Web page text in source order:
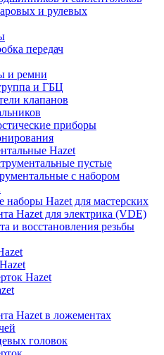
и рулевых
передач
и ремни
и ГБЦ
клапанов
приборы
Hazet
пустые
с набором
наборы Hazet для мастерских
Hazet для электрика (VDE)
и восстановления резьбы
Hazet
Hazet в ложементах
головок